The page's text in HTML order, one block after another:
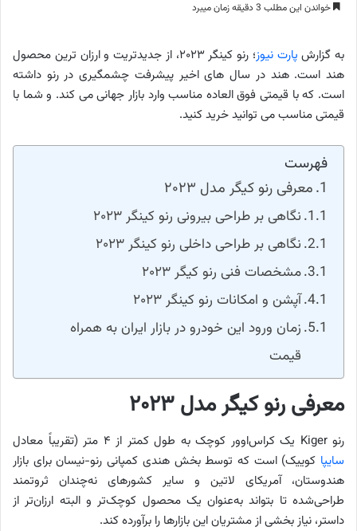
خواندن این مطلب 3 دقیقه زمان میبرد
به گزارش پارت نیوز
؛ رنو کینگر ۲۰۲۳، از جدیدتریت و ارزان ترین محصول
هند است. هند در سال های اخیر پیشرفت چشمگیری در رنو داشته
است. که با قیمتی فوق العاده مناسب وارد بازار جهانی می کند. و شما با
قیمتی مناسب می توانید خرید کنید.
فهرست
معرفی رنو کیگر مدل ۲۰۲۳
نگاهی بر طراحی بیرونی رنو کینگر ۲۰۲۳
نگاهی بر طراحی داخلی رنو کینگر ۲۰۲۳
مشخصات فنی رنو کیگر ۲۰۲۳
آپشن‌ و امکانات رنو کینگر ۲۰۲۳
زمان ورود این خودرو در بازار ایران به همراه
قیمت
معرفی رنو کیگر مدل ۲۰۲۳
رنو Kiger یک کراس‌اوور کوچک به طول کمتر از ۴ متر (تقریباً معادل
سایپا کوییک) است که توسط بخش هندی کمپانی رنو-نیسان برای بازار
هندوستان، آمریکای لاتین و سایر کشورهای نه‌چندان ثروتمند
طراحی‌شده تا بتواند به‌عنوان یک محصول کوچک‌تر و البته ارزان‌تر از
داستر، نیاز بخشی از مشتریان این بازارها را برآورده کند.